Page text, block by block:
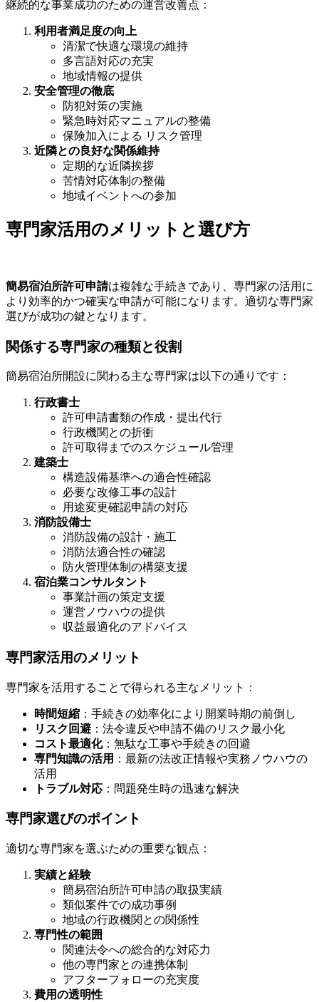
継続的な事業成功のための運営改善点：
利用者満足度の向上
清潔で快適な環境の維持
多言語対応の充実
地域情報の提供
安全管理の徹底
防犯対策の実施
緊急時対応マニュアルの整備
保険加入による リスク管理
近隣との良好な関係維持
定期的な近隣挨拶
苦情対応体制の整備
地域イベントへの参加
専門家活用のメリットと選び方
簡易宿泊所許可申請は複雑な手続きであり、専門家の活用に
より効率的かつ確実な申請が可能になります。適切な専門家
選びが成功の鍵となります。
関係する専門家の種類と役割
簡易宿泊所開設に関わる主な専門家は以下の通りです：
行政書士
許可申請書類の作成・提出代行
行政機関との折衝
許可取得までのスケジュール管理
建築士
構造設備基準への適合性確認
必要な改修工事の設計
用途変更確認申請の対応
消防設備士
消防設備の設計・施工
消防法適合性の確認
防火管理体制の構築支援
宿泊業コンサルタント
事業計画の策定支援
運営ノウハウの提供
収益最適化のアドバイス
専門家活用のメリット
専門家を活用することで得られる主なメリット：
時間短縮 ：手続きの効率化により開業時期の前倒し
リスク回避 ：法令違反や申請不備のリスク最小化
コスト最適化：無駄な工事や手続きの回避
専門知識の活用 ：最新の法改正情報や実務ノウハウの
活用
トラブル対応 ：問題発生時の迅速な解決
専門家選びのポイント
適切な専門家を選ぶための重要な観点：
実績と経験
簡易宿泊所許可申請の取扱実績
類似案件での成功事例
地域の行政機関との関係性
専門性の範囲
関連法令への総合的な対応力
他の専門家との連携体制
アフターフォローの充実度
費用の透明性